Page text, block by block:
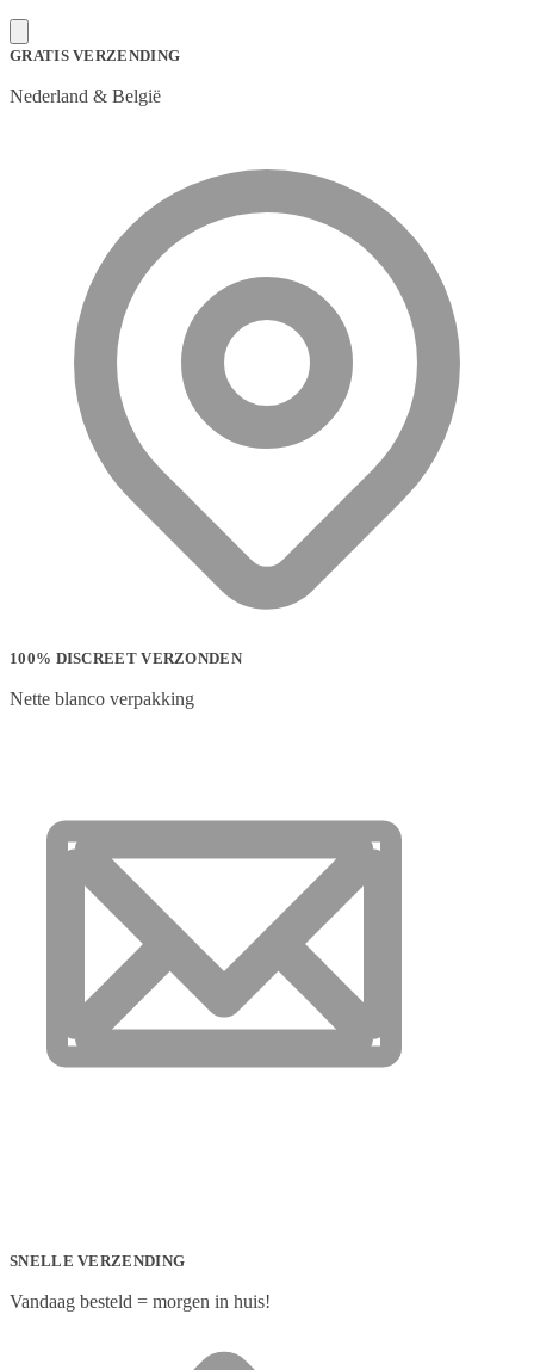
GRATIS VERZENDING
Nederland & België
100% DISCREET VERZONDEN
Nette blanco verpakking
SNELLE VERZENDING
Vandaag besteld = morgen in huis!